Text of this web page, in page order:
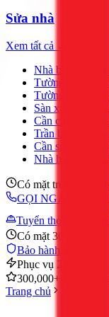
Sửa nhà
Xem tất cả →
Nhà bị thấm dột?
Tường ẩm mốc,
Tường nhà cũ,
Sàn xưởng, sân
Cần chia phòng,
Trần bị ố, nứt?
Cần sửa nhà
Nhà hẹp, thiếu
Có mặt trong 30
GỌI NGAY 028
Tuyển thợ
Có mặt 30 phút
Bảo hành 12 tháng
Phục vụ 24/7
300,000+ khách
Trang chủ